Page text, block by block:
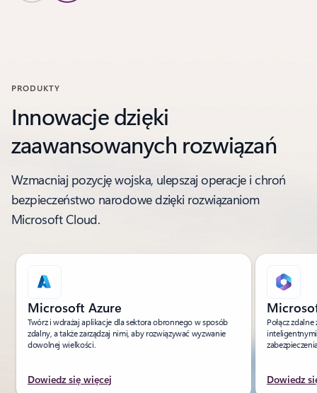
PRODUKTY
Innowacje dzięki
zaawansowanych rozwiązań
Wzmacniaj pozycję wojska, ulepszaj operacje i chroń
bezpieczeństwo narodowe dzięki rozwiązaniom
Microsoft Cloud.
Microsoft Azure
Twórz i wdrażaj aplikacje dla sektora obronnego w sposób
zdalny, a także zarządzaj nimi, aby rozwiązywać wyzwanie
dowolnej wielkości.
Dowiedz się więcej
Połącz
Dowiedz